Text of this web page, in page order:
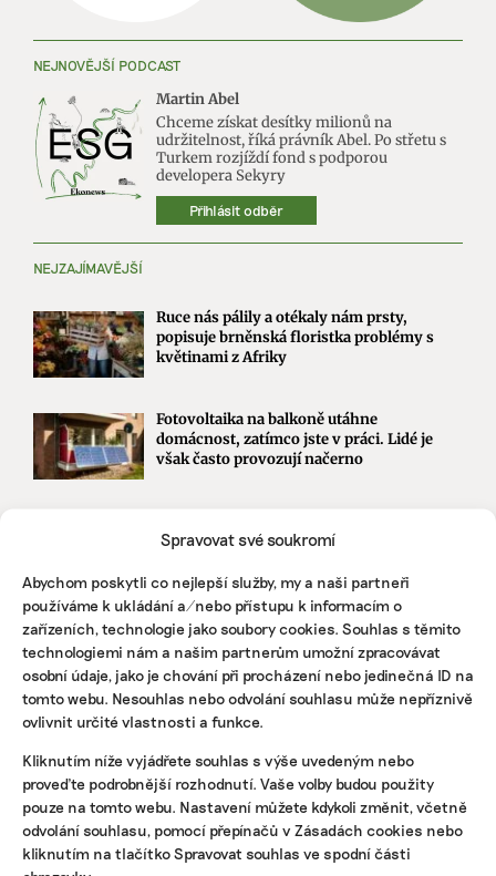
Spravovat své soukromí
Abychom poskytli co nejlepší služby, my a naši partneři
používáme k ukládání a/nebo přístupu k informacím o
zařízeních, technologie jako soubory cookies. Souhlas s těmito
technologiemi nám a našim partnerům umožní zpracovávat
osobní údaje, jako je chování při procházení nebo jedinečná ID na
tomto webu. Nesouhlas nebo odvolání souhlasu může nepříznivě
ovlivnit určité vlastnosti a funkce.
Kliknutím níže vyjádřete souhlas s výše uvedeným nebo
proveďte podrobnější rozhodnutí. Vaše volby budou použity
pouze na tomto webu. Nastavení můžete kdykoli změnit, včetně
odvolání souhlasu, pomocí přepínačů v Zásadách cookies nebo
kliknutím na tlačítko Spravovat souhlas ve spodní části
NEJNOVĚJŠÍ PODCAST
Martin Abel
Chceme získat desítky milionů na
udržitelnost, říká právník Abel. Po střetu s
Turkem rozjíždí fond s podporou
developera Sekyry
Přihlásit odběr
NEJZAJÍMAVĚJŠÍ
Ruce nás pálily a otékaly nám prsty,
popisuje brněnská floristka problémy s
květinami z Afriky
Fotovoltaika na balkoně utáhne
domácnost, zatímco jste v práci. Lidé je
však často provozují načerno
přijít o desítky miliard. Ve hře jsou
STÁHNĚTE SI NAŠE E-BOOKY